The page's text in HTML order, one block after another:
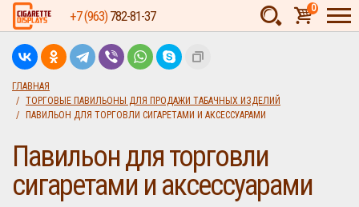
+7 (963)782-81-37 0
ГЛАВНАЯ
ТОРГОВЫЕ ПАВИЛЬОНЫ ДЛЯ ПРОДАЖИ ТАБАЧНЫХ ИЗДЕЛИЙ
ПАВИЛЬОН ДЛЯ ТОРГОВЛИ СИГАРЕТАМИ И АКСЕССУАРАМИ
Павильон для торговли
сигаретами и аксессуарами